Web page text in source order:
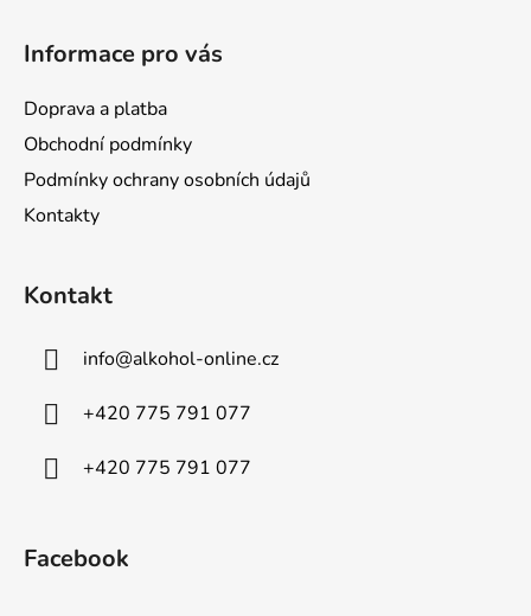
Informace pro vás
Doprava a platba
Obchodní podmínky
Podmínky ochrany osobních údajů
Kontakty
Kontakt
info@alkohol-online.cz
+420 775 791 077
+420 775 791 077
Facebook